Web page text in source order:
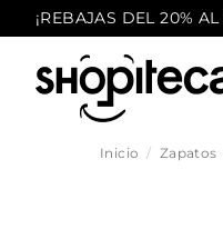
¡REBAJAS DEL 20%
Inicio Zapatos